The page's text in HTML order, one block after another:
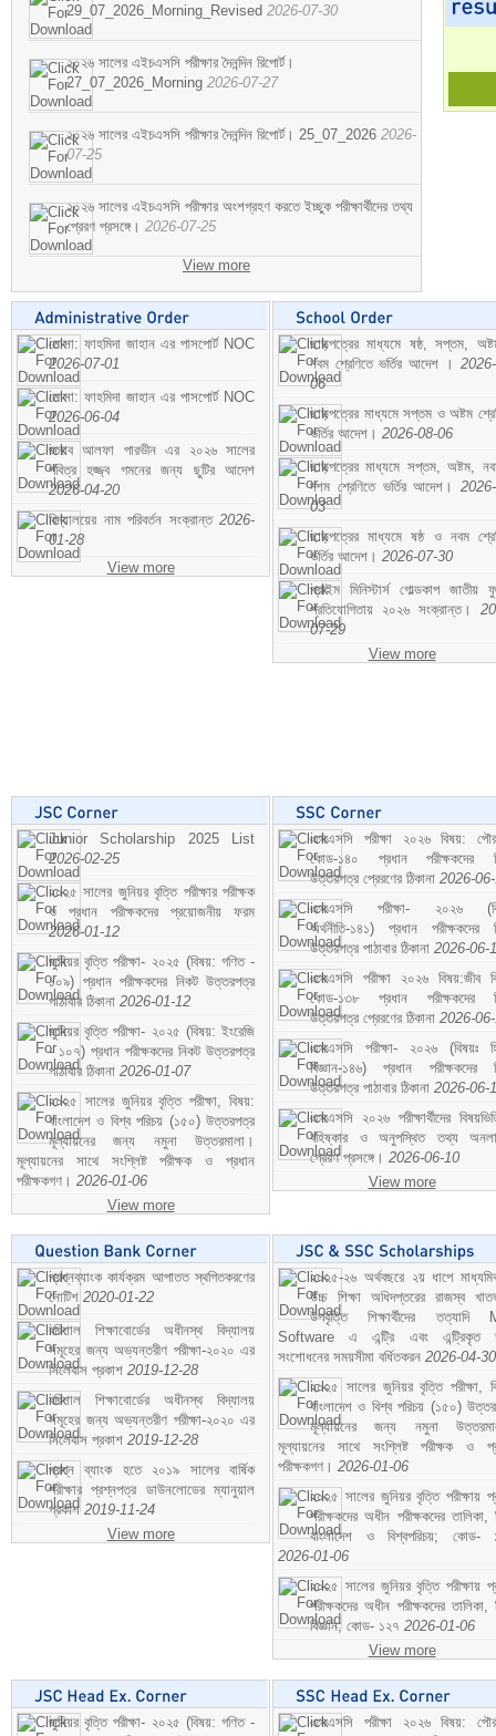
29_07_2026_Morning_Revised 2026-07-30
২০২৬ সালের এইচএসসি পরীক্ষার দৈনন্দিন রিপোর্ট।
27_07_2026_Morning 2026-07-27
২০২৬ সালের এইচএসসি পরীক্ষার দৈনন্দিন রিপোর্ট। 25_07_2026 2026-
07-25
২০২৬ সালের এইচএসসি পরীক্ষার অংশগ্রহণ করতে ইচ্ছুক পরীক্ষার্থীদের তথ্য
প্রেরণ প্রসঙ্গে। 2026-07-25
View more
মোসা: ফাহমিদা জাহান এর পাসপোর্ট NOC
2026-07-01
মোসা: ফাহমিদা জাহান এর পাসপোর্ট NOC
2026-06-04
জনাব আলফা পারভীন এর ২০২৬ সালের
পবিত্র হজ্জ্ব গমনের জন্য ছুটির আদেশ
2026-04-20
বিদ্যালয়ের নাম পরিবর্তন সংক্রান্ত 2026-
01-28
View more
ছাড়পত্রের মাধ্যমে ষষ্ঠ, সপ্তম,
নবম শ্রেণিতে ভর্তির আদেশ ।
06
ছাড়পত্রের মাধ্যমে সপ্তম ও অষ্টম
ভর্তির আদেশ। 2026-08-06
ছাড়পত্রের মাধ্যমে সপ্তম, অষ্টম,
দশম শ্রেণিতে ভর্তির আদেশ।
03
ছাড়পত্রের মাধ্যমে ষষ্ঠ ও নবম
ভর্তির আদেশ। 2026-07-30
প্রাইম মিনিস্টার্স গোল্ডকাপ জাতীয়
প্রতিযোগিতায় ২০২৬ সংক্রান্ত।
07-29
View more
Junior Scholarship 2025 List
2026-02-25
২০২৫ সালের জুনিয়র বৃত্তি পরীক্ষার পরীক্ষক
ও প্রধান পরীক্ষকদের প্রয়োজনীয় ফরম
2026-01-12
জুনিয়র বৃত্তি পরীক্ষা- ২০২৫ (বিষয়: গণিত -
১০৯) প্রধান পরীক্ষকদের নিকট উত্তরপত্র
পাঠাবার ঠিকানা 2026-01-12
জুনিয়র বৃত্তি পরীক্ষা- ২০২৫ (বিষয়: ইংরেজি
- ১০৭) প্রধান পরীক্ষকদের নিকট উত্তরপত্র
পাঠাবার ঠিকানা 2026-01-07
২০২৫ সালের জুনিয়র বৃত্তি পরীক্ষা, বিষয়:
বাংলাদেশ ও বিশ্ব পরিচয় (১৫০) উত্তরপত্র
মূল্যায়নের জন্য নমুনা উত্তরমালা।
মূল্যায়নের সাথে সংশ্লিষ্ট পরীক্ষক ও প্রধান
পরীক্ষকগণ। 2026-01-06
View more
এসএসসি পরীক্ষা ২০২৬ বিষয়:
কোড-১৪০ প্রধান পরীক্ষকদের
উত্তরপত্র প্রেরণের ঠিকানা 2026-
এসএসসি পরীক্ষা- ২০২৬
অর্থনীতি-১৪১) প্রধান পরীক্ষকদের
উত্তরপত্র পাঠাবার ঠিকানা 2026-06-
এসএসসি পরীক্ষা ২০২৬ বিষয়:জীব
কোড-১৩৮ প্রধান পরীক্ষকদের
উত্তরপত্র প্রেরণের ঠিকানা 2026-
এসএসসি পরীক্ষা- ২০২৬ (বিষয়ঃ
বিজ্ঞান-১৪৬) প্রধান পরীক্ষকদের
উত্তরপত্র পাঠাবার ঠিকানা 2026-06-
এসএসসি ২০২৬ পরীক্ষার্থীদের
বহিষ্কার ও অনুপস্থিত তথ্য
প্রেরণ প্রসঙ্গে। 2026-06-10
View more
প্রশ্নব্যাংক কার্যক্রম আপাতত স্থগিতকরণের
নোটিশ 2020-01-22
বরিশাল শিক্ষাবোর্ডের অধীনস্থ বিদ্যালয়
সমূহের জন্য অভ্যন্তরীণ পরীক্ষা-২০২০ এর
সিলেবাস প্রকাশ 2019-12-28
বরিশাল শিক্ষাবোর্ডের অধীনস্থ বিদ্যালয়
সমূহের জন্য অভ্যন্তরীণ পরীক্ষা-২০২০ এর
সিলেবাস প্রকাশ 2019-12-28
প্রশ্ন ব্যাংক হতে ২০১৯ সালের বার্ষিক
পরীক্ষার প্রশ্নপত্র ডাউনলোডের ম্যানুয়াল
প্রকাশ 2019-11-24
View more
২০২৫-২৬ অর্থবছরে ২য় ধাপে
উচ্চ শিক্ষা অধিদপ্তরের রাজস্ব
উপবৃত্তি শিক্ষার্থীদের তত্যাদি
Software এ এন্ট্রি এবং এন্ট্রিকৃত
সংশোধনের সময়সীমা বর্ধিতকরন 2026-04-30
২০২৫ সালের জুনিয়র বৃত্তি পরীক্ষা,
বাংলাদেশ ও বিশ্ব পরিচয় (১৫০)
মূল্যায়নের জন্য নমুনা
মূল্যায়নের সাথে সংশ্লিষ্ট পরীক্ষক ও
পরীক্ষকগণ। 2026-01-06
২০২৫ সালের জুনিয়র বৃত্তি পরীক্ষায়
পরীক্ষকদের অধীন পরীক্ষকদের তালিকা,
বাংলাদেশ ও বিশ্বপরিচয়; কোড-
2026-01-06
২০২৫ সালের জুনিয়র বৃত্তি পরীক্ষায়
পরীক্ষকদের অধীন পরীক্ষকদের তালিকা,
বিজ্ঞান; কোড- ১২৭ 2026-01-06
View more
জুনিয়র বৃত্তি পরীক্ষা- ২০২৫ (বিষয়: গণিত -
এসএসসি পরীক্ষা ২০২৬ বিষয়: